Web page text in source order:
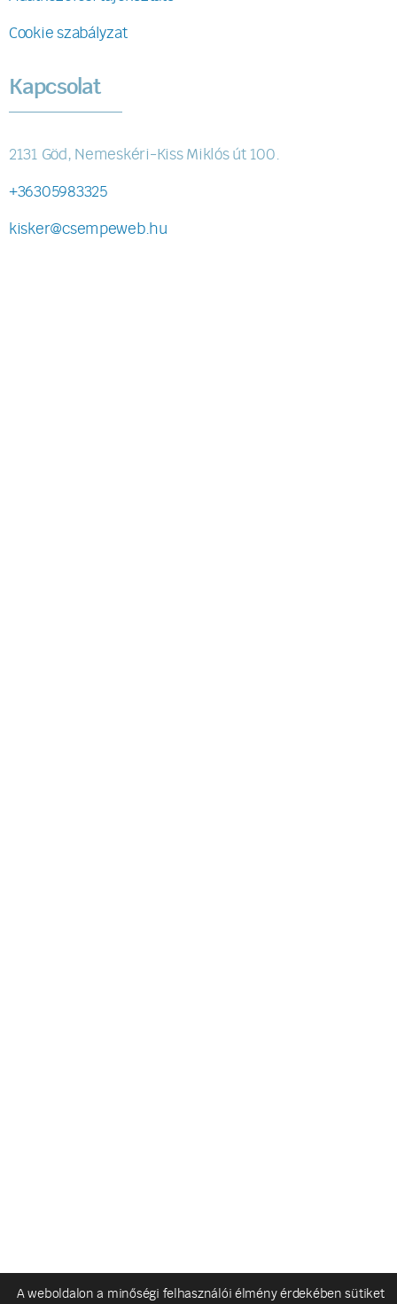
Cookie szabályzat
Kapcsolat
2131 Göd, Nemeskéri-Kiss Miklós út 100.
+36305983325
kisker@csempeweb.hu
A weboldalon a minőségi felhasználói élmény érdekében sütiket